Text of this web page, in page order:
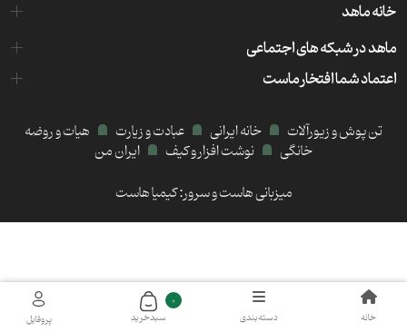
خانه ماهد
ماهد در شبکه های اجتماعی
اعتماد شما افتخار ماست
تن پوش و زیورآلات خانه ایرانی عبادت و زیارت
هیات و روضه
خانگی
نوشت افزار و کیف
ایران من
میزبانی هاست و سرور:کیمیا هاست
خانه دسته‌بندی
0
سبد‌خرید پروفایل